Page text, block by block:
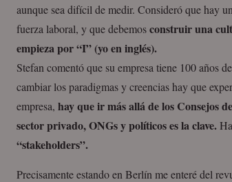
aunque sea difícil de medir. Consideró que hay
fuerza laboral, y que debemosconstruir una
empieza por “I” (yo en inglés).
Stefan comentó que su empresa tiene 100 años
cambiar los paradigmas y creencias hay que
empresa, hay que ir más allá de los Consejos
sector privado, ONGs y políticos es la clave.
“stakeholders”.
Precisamente estando en Berlín me enteré del